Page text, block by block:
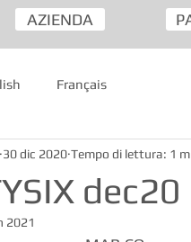
AZIENDA
Français
30 dic 2020 Tempo di lettura: 1
2021